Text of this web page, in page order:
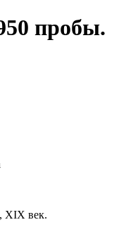
пробы.
XIX век.